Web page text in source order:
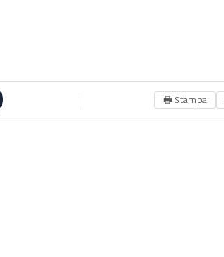
🖶 Stampa